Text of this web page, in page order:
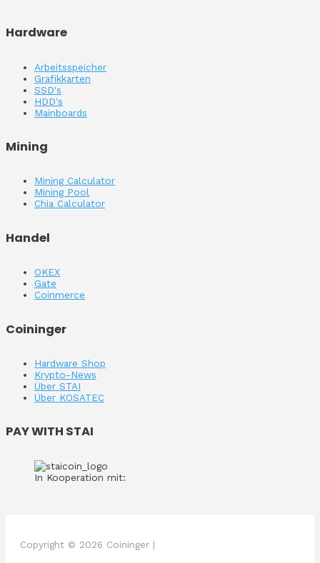
Hardware
Arbeitsspeicher
Grafikkarten
SSD's
HDD's
Mainboards
Mining
Mining Calculator
Mining Pool
Chia Calculator
Handel
OKEX
Gate
Coinmerce
Coininger
Hardware Shop
Krypto-News
Über STAI
Über KOSATEC
PAY WITH STAI
In Kooperation mit:
Copyright © 2026 Coininger |